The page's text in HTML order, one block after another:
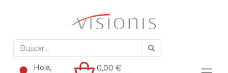
Hola,
0,00 €